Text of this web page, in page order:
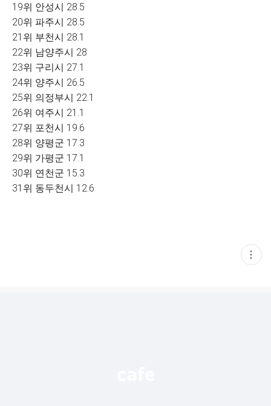
19위 안성시 28.5
20위 파주시 28.5
21위 부천시 28.1
22위 남양주시 28
23위 구리시 27.1
24위 양주시 26.5
25위 의정부시 22.1
26위 여주시 21.1
27위 포천시 19.6
28위 양평군 17.3
29위 가평군 17.1
30위 연천군 15.3
31위 동두천시 12.6
현
재